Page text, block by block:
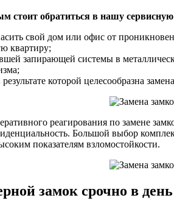
стоит обратиться в нашу
свой дом или офис от
квартиру;
запирающей системы в
которой целесообразна
реагирования по замене
Большой выбор
показателям взломостойкости.
замок срочно в